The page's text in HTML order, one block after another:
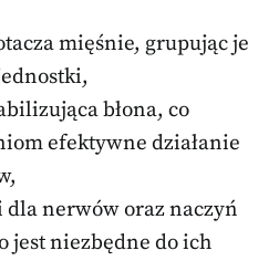
mięśnie, grupując je
błona, co
efektywne działanie
nerwów oraz naczyń
jest niezbędne do ich